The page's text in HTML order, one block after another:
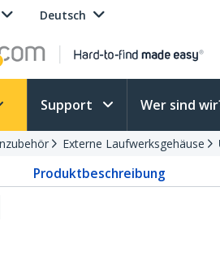
Deutsch
Support Wer sind
Externe Laufwerksgehäuse
Produktbeschreibung